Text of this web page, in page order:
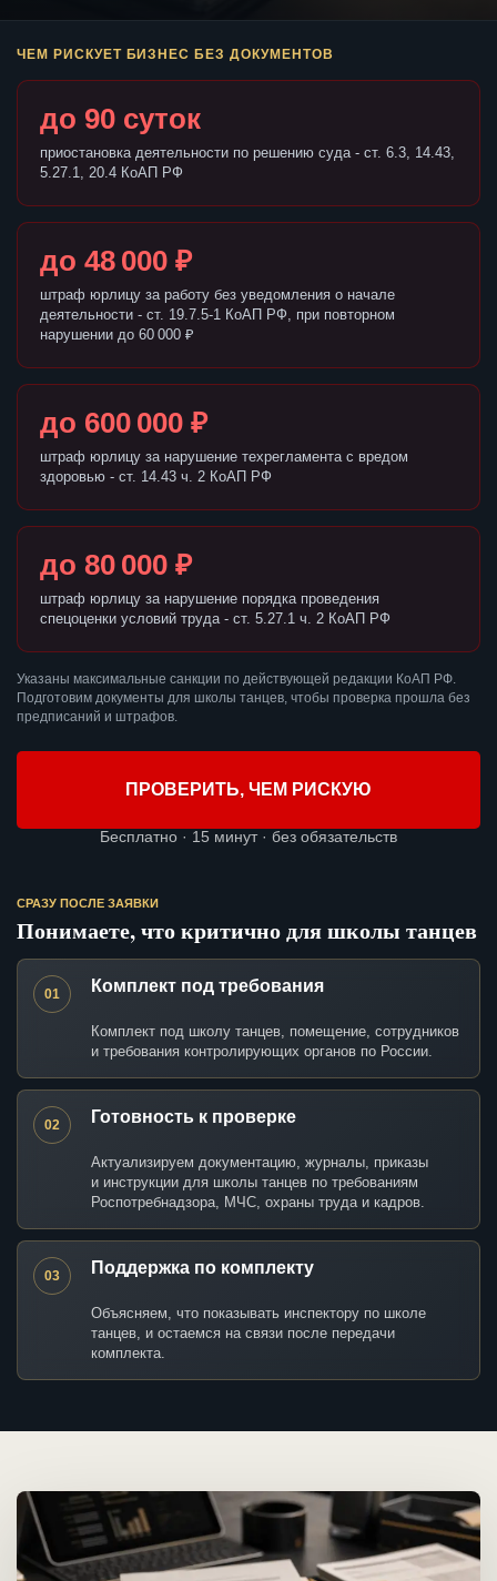
ЧЕМ РИСКУЕТ БИЗНЕС БЕЗ ДОКУМЕНТОВ
до 90 суток
приостановка деятельности по решению суда - ст. 6.3, 14.43,
5.27.1, 20.4 КоАП РФ
до 48 000 ₽
штраф юрлицу за работу без уведомления о начале
деятельности - ст. 19.7.5-1 КоАП РФ, при повторном
нарушении до 60 000 ₽
до 600 000 ₽
штраф юрлицу за нарушение техрегламента с вредом
здоровью - ст. 14.43 ч. 2 КоАП РФ
до 80 000 ₽
штраф юрлицу за нарушение порядка проведения
спецоценки условий труда - ст. 5.27.1 ч. 2 КоАП РФ
Указаны максимальные санкции по действующей редакции КоАП РФ.
Подготовим документы для школы танцев, чтобы проверка прошла без
предписаний и штрафов.
ПРОВЕРИТЬ, ЧЕМ РИСКУЮ
Бесплатно · 15 минут · без обязательств
СРАЗУ ПОСЛЕ ЗАЯВКИ
Понимаете, что критично для школы танцев
01 Комплект под требования
Комплект под школу танцев, помещение, сотрудников
и требования контролирующих органов по России.
02 Готовность к проверке
Актуализируем документацию, журналы, приказы
и инструкции для школы танцев по требованиям
Роспотребнадзора, МЧС, охраны труда и кадров.
03 Поддержка по комплекту
Объясняем, что показывать инспектору по школе
танцев, и остаемся на связи после передачи
комплекта.